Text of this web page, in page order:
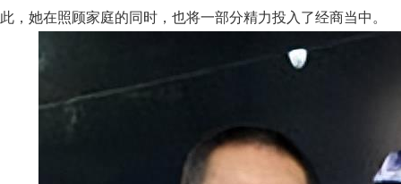
此，她在照顾家庭的同时，也将一部分精力投入了经商当中。